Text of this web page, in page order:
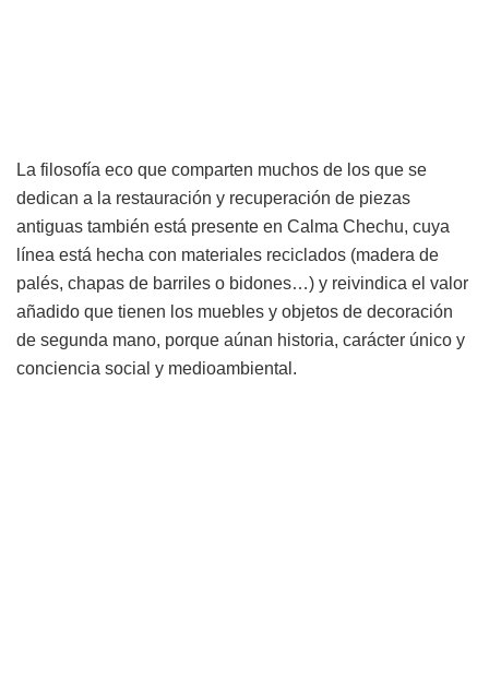
La filosofía eco que comparten muchos de los que se
dedican a la restauración y recuperación de piezas
antiguas también está presente en Calma Chechu, cuya
línea está hecha con materiales reciclados (madera de
palés, chapas de barriles o bidones…) y reivindica el valor
añadido que tienen los muebles y objetos de decoración
de segunda mano, porque aúnan historia, carácter único y
conciencia social y medioambiental.